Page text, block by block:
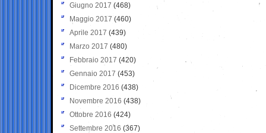
Giugno 2017 (468)
Maggio 2017 (460)
Aprile 2017 (439)
Marzo 2017 (480)
Febbraio 2017 (420)
Gennaio 2017 (453)
Dicembre 2016 (438)
Novembre 2016 (438)
Ottobre 2016 (424)
Settembre 2016 (367)